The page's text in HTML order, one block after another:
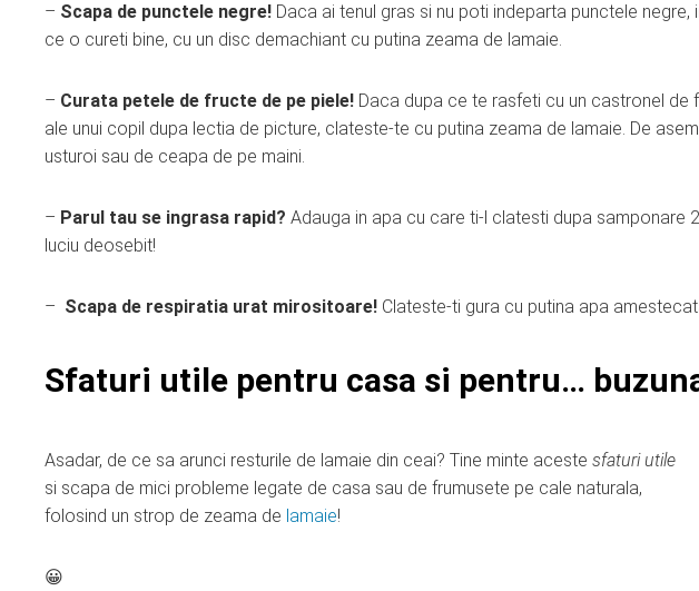
– Scapa de punctele negre! Daca ai tenul gras si nu poti indeparta punctele
ce o cureti bine, cu un disc demachiant cu putina zeama de lamaie.
– Curata petele de fructe de pe piele! Daca dupa ce te rasfeti cu un castronel
ale unui copil dupa lectia de picture, clateste-te cu putina zeama de lamaie. De
usturoi sau de ceapa de pe maini.
– Parul tau se ingrasa rapid? Adauga in apa cu care ti-l clatesti dupa samponare
luciu deosebit!
– Scapa de respiratia urat mirositoare! Clateste-ti gura cu putina apa
Sfaturi utile pentru casa si pentru…
Asadar, de ce sa arunci resturile de lamaie din ceai? Tine minte aceste sfaturi utile
si scapa de mici probleme legate de casa sau de frumusete pe cale naturala,
folosind un strop de zeama de lamaie!
😀